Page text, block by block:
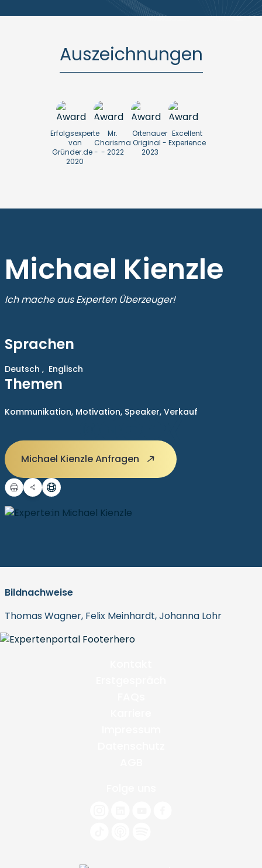
Auszeichnungen
Erfolgsexperte
von
Gründer.de -
2020
Mr.
Charisma
- 2022
Ortenauer
Original -
2023
Excellent
Experience
Michael Kienzle
Ich mache aus Experten Überzeuger!
Sprachen
Deutsch , Englisch
Themen
Kommunikation, Motivation, Speaker, Verkauf
Michael Kienzle Anfragen
Bildnachweise
Thomas Wagner, Felix Meinhardt, Johanna Lohr